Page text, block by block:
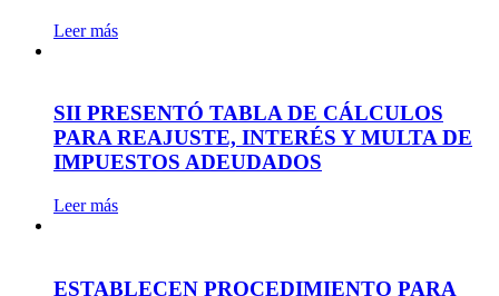
Leer más
SII PRESENTÓ TABLA DE CÁLCULOS
PARA REAJUSTE, INTERÉS Y MULTA DE
IMPUESTOS ADEUDADOS
Leer más
ESTABLECEN PROCEDIMIENTO PARA